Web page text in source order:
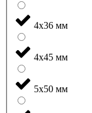
4x36 мм
4x45 мм
5x50 мм